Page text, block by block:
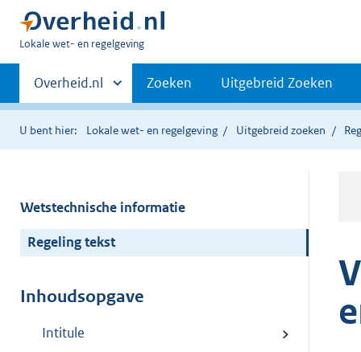
U
hier:
Lokale wet- en regelgeving
Primaire
navigatie
Andere
sites
binnen
Overheid.nl Zoeken Uitgebreid Zoeken
U bent hier: Lokale wet- en regelgeving Uitgebreid zoeken
Wetstechnische informatie
Regeling tekst
Inhoudsopgave
Intitule